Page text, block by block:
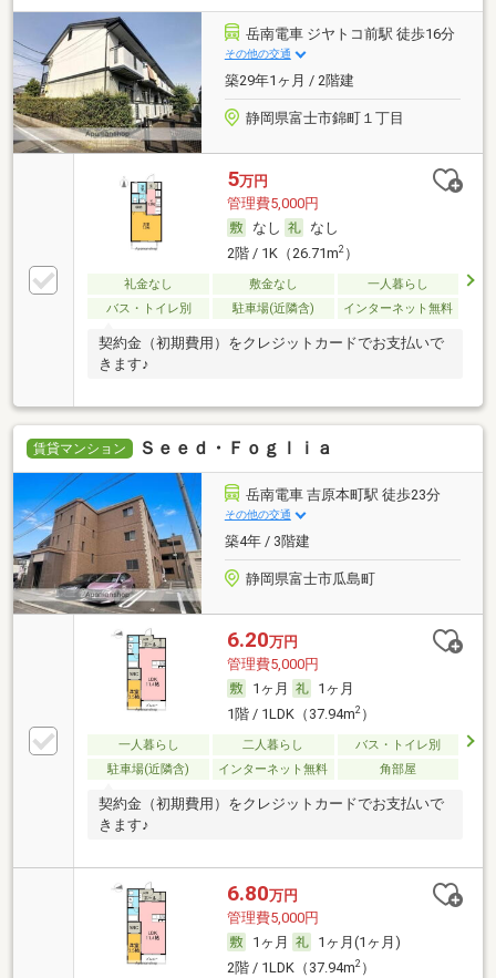
岳南電車 ジヤトコ前駅 徒歩16分
その他の交通
築29年1ヶ月 / 2階建
静岡県富士市錦町１丁目
5万円
管理費5,000円
なし
なし
2階 / 1K（26.71m2）
礼金なし 敷金なし
一人暮らし
バス・トイレ別
駐車場(近隣含) インターネット無料
契約金（初期費用）をクレジットカードでお支払いで
きます♪
賃貸マンション Ｓｅｅｄ・Ｆｏｇｌｉａ
岳南電車 吉原本町駅 徒歩23分
その他の交通
築4年 / 3階建
静岡県富士市瓜島町
6.20万円
管理費5,000円
1ヶ月
1ヶ月
1階 / 1LDK（37.94m2）
一人暮らし 二人暮らし
バス・トイレ別
駐車場(近隣含)
インターネット無料 角部屋
契約金（初期費用）をクレジットカードでお支払いで
きます♪
6.80万円
管理費5,000円
1ヶ月
1ヶ月(1ヶ月)
2階 / 1LDK（37.94m2）